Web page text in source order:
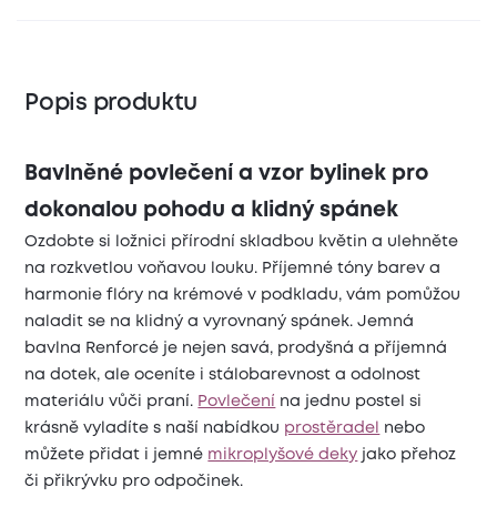
Popis produktu
Bavlněné povlečení a vzor bylinek pro
dokonalou pohodu a klidný spánek
Ozdobte si ložnici přírodní skladbou květin a ulehněte
na rozkvetlou voňavou louku. Příjemné tóny barev a
harmonie flóry na krémové v podkladu, vám pomůžou
naladit se na klidný a vyrovnaný spánek. Jemná
bavlna Renforcé je nejen savá, prodyšná a příjemná
na dotek, ale oceníte i stálobarevnost a odolnost
materiálu vůči praní. Povlečení
na jednu postel si
krásně vyladíte s naší nabídkou prostěradel
nebo
můžete přidat i jemné mikroplyšové deky jako přehoz
či přikrývku pro odpočinek.